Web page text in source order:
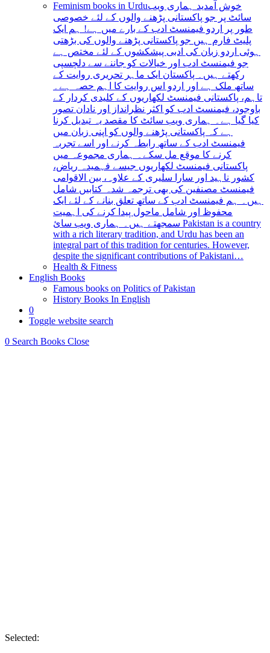
Feminism books in Urduخوش آمدید ہماری ویب
سائٹ پر جو پاکستانی پڑھنے والوں کے لئے خصوصی
طور پر اردو فیمنسٹ ادب کے بارے میں ہے! ہم ایک
پلیٹ فارم ہیں جو پاکستانی پڑھنے والوں کی بڑھتی
ہوئی اردو زبان کی ادبی پیشکشوں کے لئے مختص ہے
جو فیمنسٹ ادب اور خیالات کو جاننے سے دلچسپی
رکھتے ہیں۔ پاکستان ایک ماہر تحریری روایت کے
ساتھ ملک ہے اور اردو اس روایت کا اہم حصہ ہے۔
تاہم، پاکستانی فیمنسٹ لکھاریوں کے کلیدی کردار کے
باوجود، فیمنسٹ ادب کو اکثر نظرانداز اور نادان تصور
کیا گیا ہے۔ ہماری ویب سائٹ کا مقصد یہ تبدیل کرنا
ہے کہ پاکستانی پڑھنے والوں کو اپنی زبان میں
فیمنسٹ ادب کے ساتھ رابطہ کرنے اور اسے تجربہ
کرنے کا موقع مل سکے۔ ہماری مجموعہ میں
پاکستانی فیمنسٹ لکھاریوں جیسے فہمیدہ ریاض،
کشور ناہید اور سارا سلیری کے علاوہ، بین الاقوامی
فیمنسٹ مصنفین کی بھی ترجمہ شدہ کتابیں شامل
ہیں۔ ہم فیمنسٹ ادب کے ساتھ تعلق بنانے کے لئے ایک
محفوظ اور شامل ماحول پیدا کرنے کی اہمیت
سمجھتے ہیں۔ ہماری ویب سائ Pakistan is a country
with a rich literary tradition, and Urdu has been an
integral part of this tradition for centuries. However,
despite the significant contributions of Pakistani…
Health & Fitness
English Books
Famous books on Politics of Pakistan
History Books In English
0
Toggle website search
0 Search Books Close
Selected: